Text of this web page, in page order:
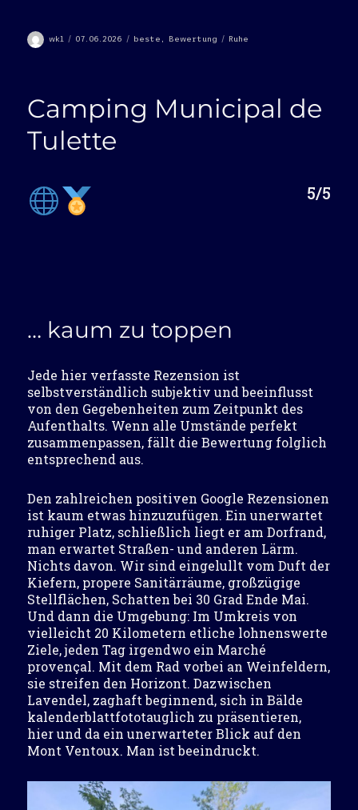
Autor
wkl
Veröffentlicht
07.06.2026 Kategorien
beste , Bewertung Schlagwörter
Ruhe
Camping Municipal de
Tulette
5/5
… kaum zu toppen
Jede hier verfasste Rezension ist
selbstverständlich subjektiv und beeinflusst
von den Gegebenheiten zum Zeitpunkt des
Aufenthalts. Wenn alle Umstände perfekt
zusammenpassen, fällt die Bewertung folglich
entsprechend aus.
Den zahlreichen positiven Google Rezensionen
ist kaum etwas hinzuzufügen. Ein unerwartet
ruhiger Platz, schließlich liegt er am Dorfrand,
man erwartet Straßen- und anderen Lärm.
Nichts davon. Wir sind eingelullt vom Duft der
Kiefern, propere Sanitärräume, großzügige
Stellflächen, Schatten bei 30 Grad Ende Mai.
Und dann die Umgebung: Im Umkreis von
vielleicht 20 Kilometern etliche lohnenswerte
Ziele, jeden Tag irgendwo ein Marché
provençal. Mit dem Rad vorbei an Weinfeldern,
sie streifen den Horizont. Dazwischen
Lavendel, zaghaft beginnend, sich in Bälde
kalenderblattfototauglich zu präsentieren,
hier und da ein unerwarteter Blick auf den
Mont Ventoux. Man ist beeindruckt.